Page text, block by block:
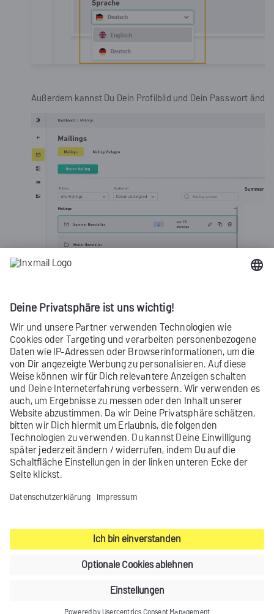
Außerdem kannst Du Dein Profilbild und Dein Passwort
Nicht gefunden, was Du gesucht hast?
Gib unsFeedback.
Datenschutz-Einstellungen